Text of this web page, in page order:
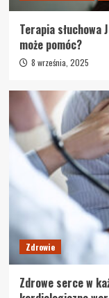
Terapia słuchowa
może pomóc?
8 września, 2025
Zdrowie
Zdrowe serce w